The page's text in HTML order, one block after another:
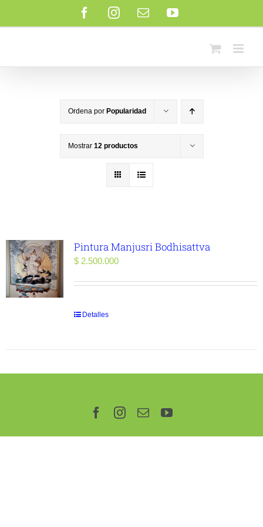
FacebookInstagram
Correo
electrónico
YouTube
Ordena por Popularidad
Mostrar 12 productos
Pintura Manjusri Bodhisattva
$2.500.000
Detalles
Facebook
Instagram
CorreoYouTube